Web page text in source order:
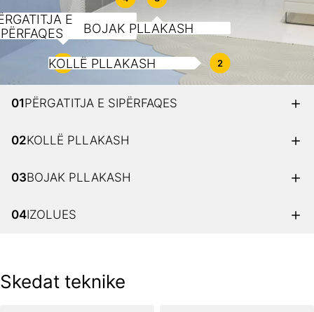
1
E
2
KOLLË PLLAKASH
BOJAK PLLAKASH
01PËRGATITJA E SIPËRFAQES
02KOLLË PLLAKASH
03BOJAK PLLAKASH
04IZOLUES
Skedat teknike